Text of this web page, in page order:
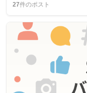
27件のポスト